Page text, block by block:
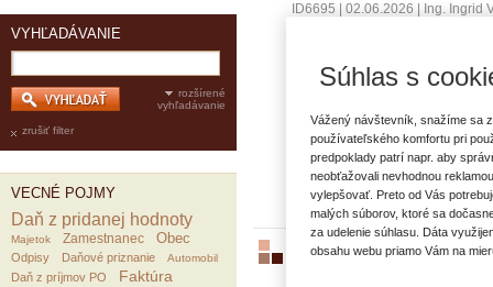
VYHĽADÁVANIE
rozšírené
vyhľadávanie
zrušiť filter
VECNÉ POJMY
Daň z pridanej hodnoty
Majetok Zamestnanec Obec
Odpisy Daňové priznanie Automobil
Daň z príjmov PO Faktúra
ID6695 02.06.2026
Ing. Ingrid
dohľadať termíny pre ekonóma
VECNÉ POJMY:
Uzavretie účtovných kníh
Účtovná závierka a daňové
Súhlas s
Vážený návštevník, snažíme sa
používateľského komfortu pri
predpoklady patrí napr. aby
neobťažovali nevhodnou
vylepšovať. Preto od Vás
malých súborov, ktoré sa
za udelenie súhlasu. Dáta
obsahu webu priamo Vám na